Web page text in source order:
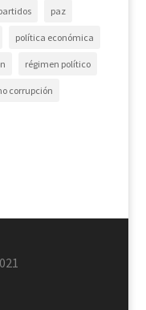
paz
política económica
régimen político
corrupción